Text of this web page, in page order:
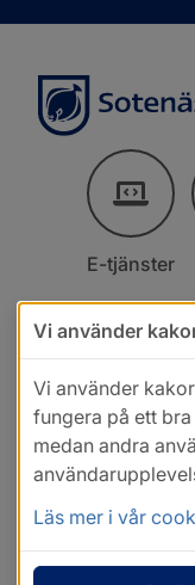
E-tjänster
Vi använder
Vi använder
fungera på ett
medan andra
Läs mer i vår